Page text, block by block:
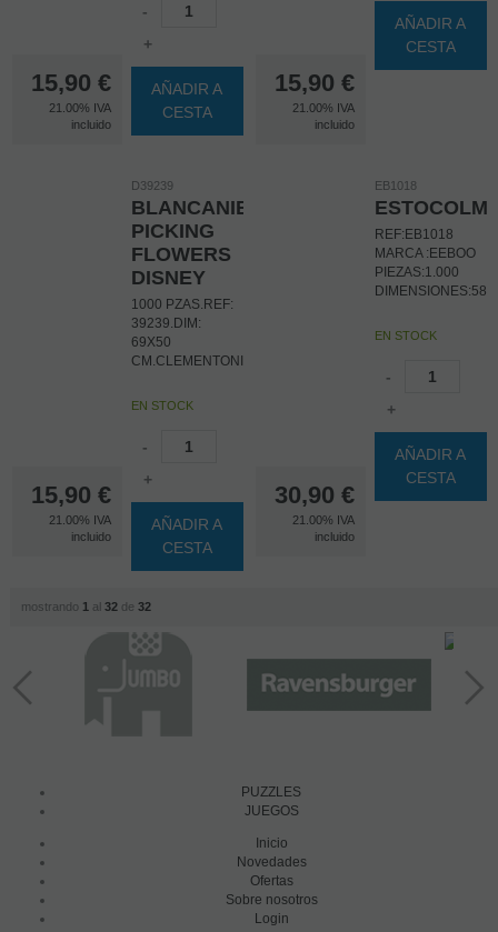
15,90 €
21.00% IVA
incluido
-
+
AÑADIR A
CESTA
15,90 €
21.00% IVA
incluido
AÑADIR A
CESTA
15,90 €
21.00% IVA
incluido
D39239
BLANCANIEVES
PICKING
FLOWERS
DISNEY
1000 PZAS.REF:
39239.DIM:
69X50
CM.CLEMENTONI
EN STOCK
-
+
AÑADIR A
CESTA
30,90 €
21.00% IVA
incluido
EB1018
REF:EB1018
MARCA :EEBOO
PIEZAS:1.000
EN STOCK
-
+
AÑADIR A
CESTA
mostrando 1 al 32de 32
PUZZLES
JUEGOS
Inicio
Novedades
Ofertas
Sobre nosotros
Login